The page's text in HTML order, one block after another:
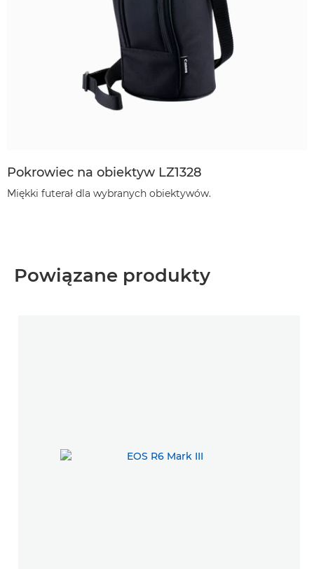
Pokrowiec na obiektyw LZ1328
Miękki futerał dla wybranych obiektywów.
Powiązane produkty